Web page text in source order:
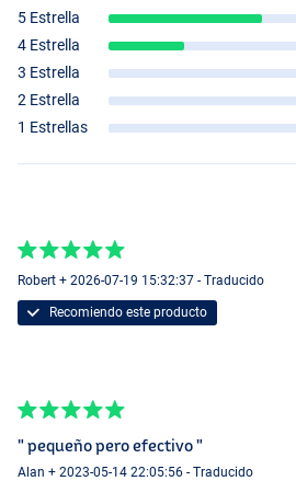
5 Estrella
4 Estrella
3 Estrella
2 Estrella
1 Estrellas
Robert + 2026-07-19 15:32:37 - Traducido
Recomiendo este producto
" pequeño pero efectivo "
Alan + 2023-05-14 22:05:56 - Traducido